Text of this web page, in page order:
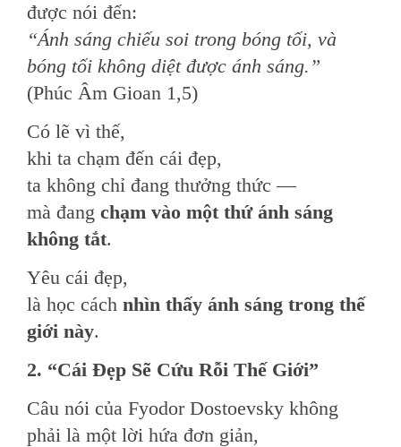
được nói đến:
“Ánh sáng chiếu soi trong bóng tối, và
bóng tối không diệt được ánh sáng.”
(Phúc Âm Gioan 1,5)
Có lẽ vì thế,
khi ta chạm đến cái đẹp,
ta không chỉ đang thưởng thức —
mà đang chạm vào một thứ ánh sáng
không tắt.
Yêu cái đẹp,
là học cách nhìn thấy ánh sáng trong thế
giới này.
2. “Cái Đẹp Sẽ Cứu Rỗi Thế Giới”
Câu nói của Fyodor Dostoevsky không
phải là một lời hứa đơn giản,